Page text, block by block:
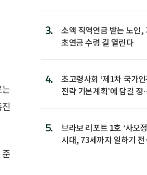
3.
소액 직역연금 받는 노인,
초연금 수령 길 열린다
4.
초고령사회 ‘제1차 국가
전략 기본계획’에 담길 정
5.
브라보 리포트 1호 ‘사오정
시대, 73세까지 일하기 전